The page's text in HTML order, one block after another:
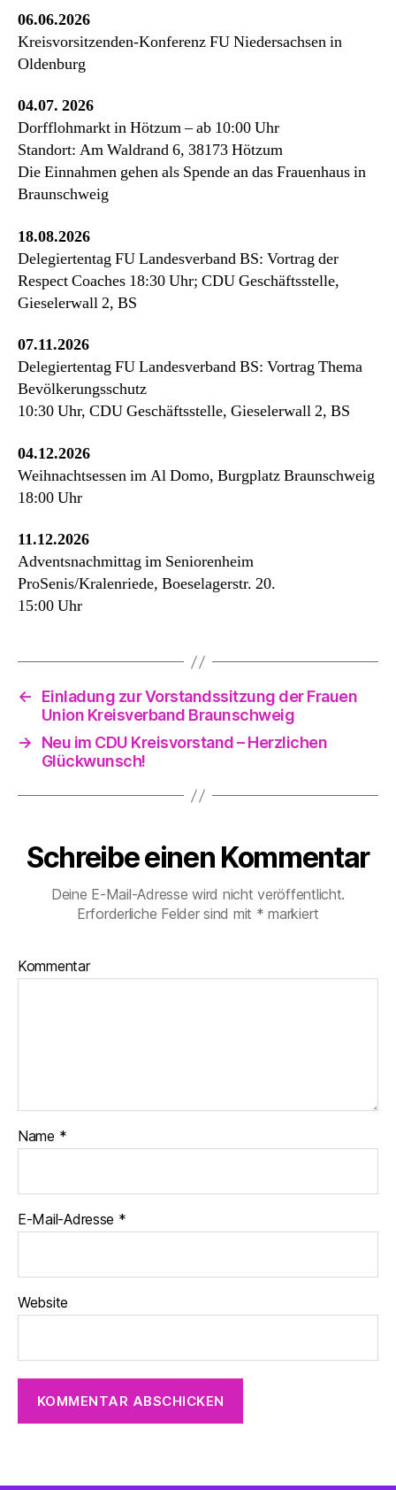
06.06.2026
Kreisvorsitzenden-Konferenz FU Niedersachsen in
Oldenburg
04.07. 2026
Dorfflohmarkt in Hötzum – ab 10:00 Uhr
Standort: Am Waldrand 6, 38173 Hötzum
Die Einnahmen gehen als Spende an das Frauenhaus in
Braunschweig
18.08.2026
Delegiertentag FU Landesverband BS: Vortrag der
Respect Coaches 18:30 Uhr; CDU Geschäftsstelle,
Gieselerwall 2, BS
07.11.2026
Delegiertentag FU Landesverband BS: Vortrag Thema
Bevölkerungsschutz
10:30 Uhr, CDU Geschäftsstelle, Gieselerwall 2, BS
04.12.2026
Weihnachtsessen im Al Domo, Burgplatz Braunschweig
18:00 Uhr
11.12.2026
Adventsnachmittag im Seniorenheim
ProSenis/Kralenriede, Boeselagerstr. 20.
15:00 Uhr
←
Einladung zur Vorstandssitzung der Frauen
Union Kreisverband Braunschweig
→
Neu im CDU Kreisvorstand – Herzlichen
Glückwunsch!
Schreibe einen Kommentar
Deine E-Mail-Adresse wird nicht veröffentlicht.
Erforderliche Felder sind mit * markiert
Kommentar
Name *
E-Mail-Adresse *
Website